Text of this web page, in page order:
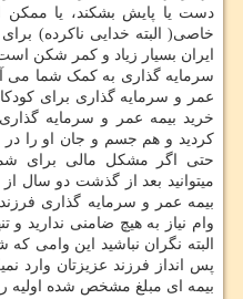
دست یا پایش بشکند، یا ممکن
خاصی( البته خدایی ناکرده)
ایران بسیار زیاد و کمر شکن
سرمایه گذاری به کمک شما می
عمر و سرمایه گذاری برای
خرید بیمه عمر و سرمایه گذاری
کردید و هم جسم و جان او را در
حتی اگر مشکل مالی برای
بیمه عمر و سرمایه گذاری
وام نیاز به هیچ ضامنی ندارید
البته نگران نباشید این وامی
پس انداز فرزند عزیزتان وارد
بیمه ای مبلغ مشخص شده اولیه